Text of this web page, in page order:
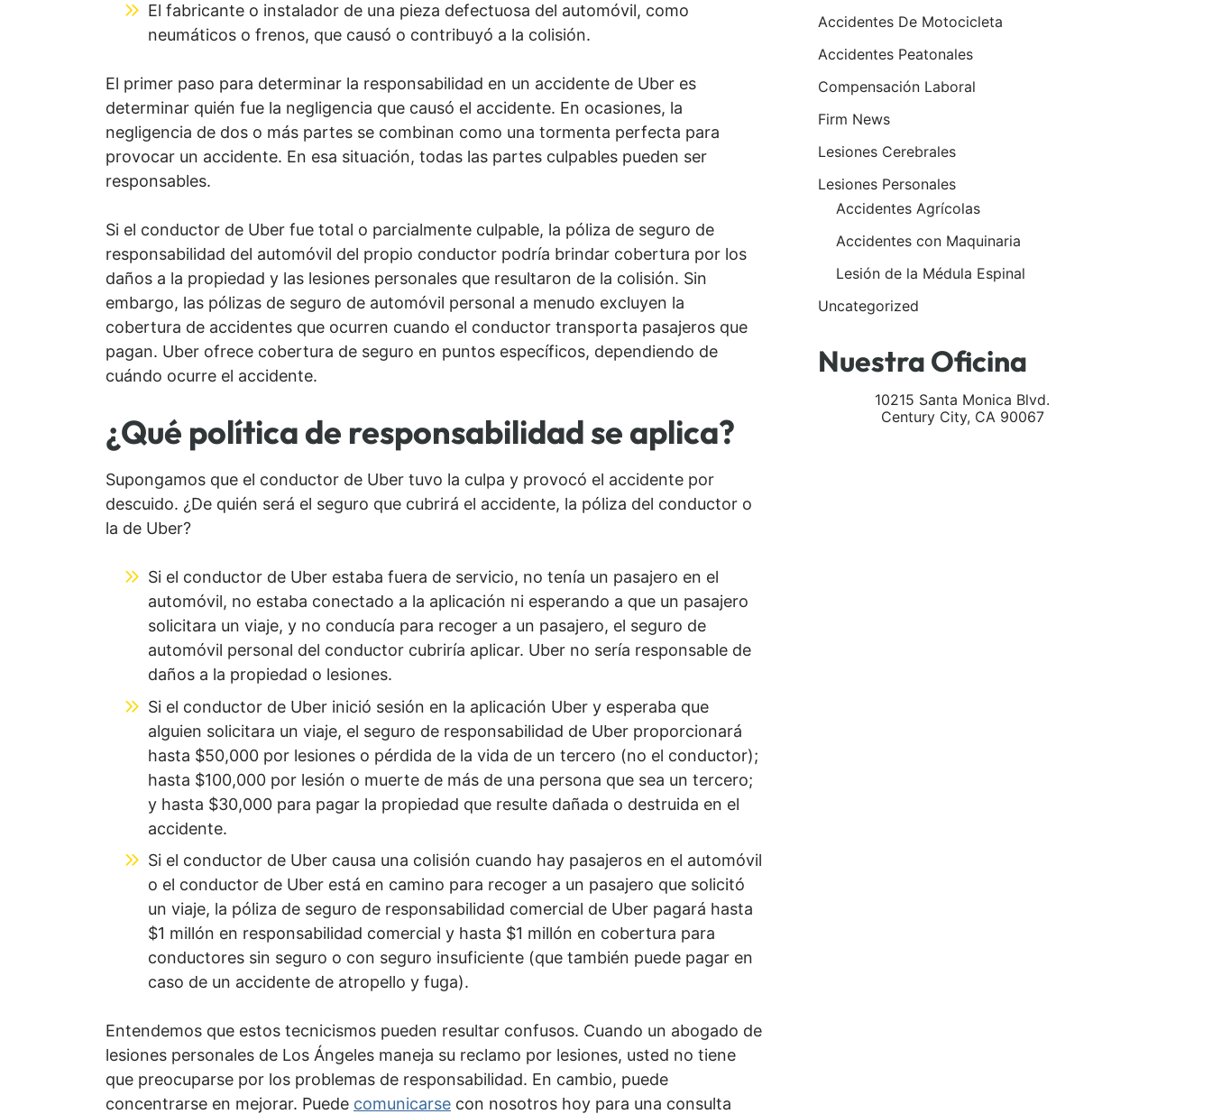
El fabricante o instalador de una pieza defectuosa del automóvil, como
neumáticos o frenos, que causó o contribuyó a la colisión.
El primer paso para determinar la responsabilidad en un accidente de Uber es
determinar quién fue la negligencia que causó el accidente. En ocasiones, la
negligencia de dos o más partes se combinan como una tormenta perfecta para
provocar un accidente. En esa situación, todas las partes culpables pueden ser
responsables.
Si el conductor de Uber fue total o parcialmente culpable, la póliza de seguro de
responsabilidad del automóvil del propio conductor podría brindar cobertura por los
daños a la propiedad y las lesiones personales que resultaron de la colisión. Sin
embargo, las pólizas de seguro de automóvil personal a menudo excluyen la
cobertura de accidentes que ocurren cuando el conductor transporta pasajeros que
pagan. Uber ofrece cobertura de seguro en puntos específicos, dependiendo de
cuándo ocurre el accidente.
¿Qué política de responsabilidad se aplica?
Supongamos que el conductor de Uber tuvo la culpa y provocó el accidente por
descuido. ¿De quién será el seguro que cubrirá el accidente, la póliza del conductor o
la de Uber?
Si el conductor de Uber estaba fuera de servicio, no tenía un pasajero en el
automóvil, no estaba conectado a la aplicación ni esperando a que un pasajero
solicitara un viaje, y no conducía para recoger a un pasajero, el seguro de
automóvil personal del conductor cubriría aplicar. Uber no sería responsable de
daños a la propiedad o lesiones.
Si el conductor de Uber inició sesión en la aplicación Uber y esperaba que
alguien solicitara un viaje, el seguro de responsabilidad de Uber proporcionará
hasta $50,000 por lesiones o pérdida de la vida de un tercero (no el conductor);
hasta $100,000 por lesión o muerte de más de una persona que sea un tercero;
y hasta $30,000 para pagar la propiedad que resulte dañada o destruida en el
accidente.
Si el conductor de Uber causa una colisión cuando hay pasajeros en el automóvil
o el conductor de Uber está en camino para recoger a un pasajero que solicitó
un viaje, la póliza de seguro de responsabilidad comercial de Uber pagará hasta
$1 millón en responsabilidad comercial y hasta $1 millón en cobertura para
conductores sin seguro o con seguro insuficiente (que también puede pagar en
caso de un accidente de atropello y fuga).
Entendemos que estos tecnicismos pueden resultar confusos. Cuando un abogado de
lesiones personales de Los Ángeles maneja su reclamo por lesiones, usted no tiene
que preocuparse por los problemas de responsabilidad. En cambio, puede
concentrarse en mejorar. Puede comunicarse con nosotros hoy para una consulta
Accidentes De Motocicleta
Accidentes Peatonales
Compensación Laboral
Firm News
Lesiones Cerebrales
Lesiones Personales
Accidentes Agrícolas
Accidentes con Maquinaria
Lesión de la Médula Espinal
Uncategorized
Nuestra Oficina
10215 Santa Monica Blvd.
Century City, CA 90067